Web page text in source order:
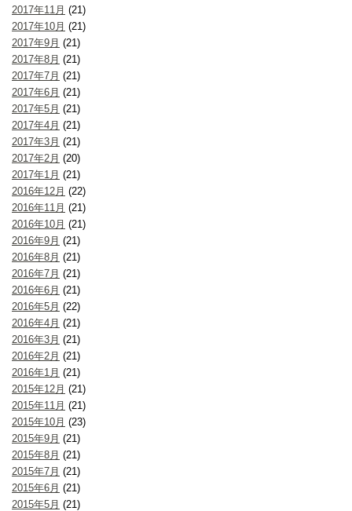
2017年11月 (21)
2017年10月 (21)
2017年9月 (21)
2017年8月 (21)
2017年7月 (21)
2017年6月 (21)
2017年5月 (21)
2017年4月 (21)
2017年3月 (21)
2017年2月 (20)
2017年1月 (21)
2016年12月 (22)
2016年11月 (21)
2016年10月 (21)
2016年9月 (21)
2016年8月 (21)
2016年7月 (21)
2016年6月 (21)
2016年5月 (22)
2016年4月 (21)
2016年3月 (21)
2016年2月 (21)
2016年1月 (21)
2015年12月 (21)
2015年11月 (21)
2015年10月 (23)
2015年9月 (21)
2015年8月 (21)
2015年7月 (21)
2015年6月 (21)
2015年5月 (21)